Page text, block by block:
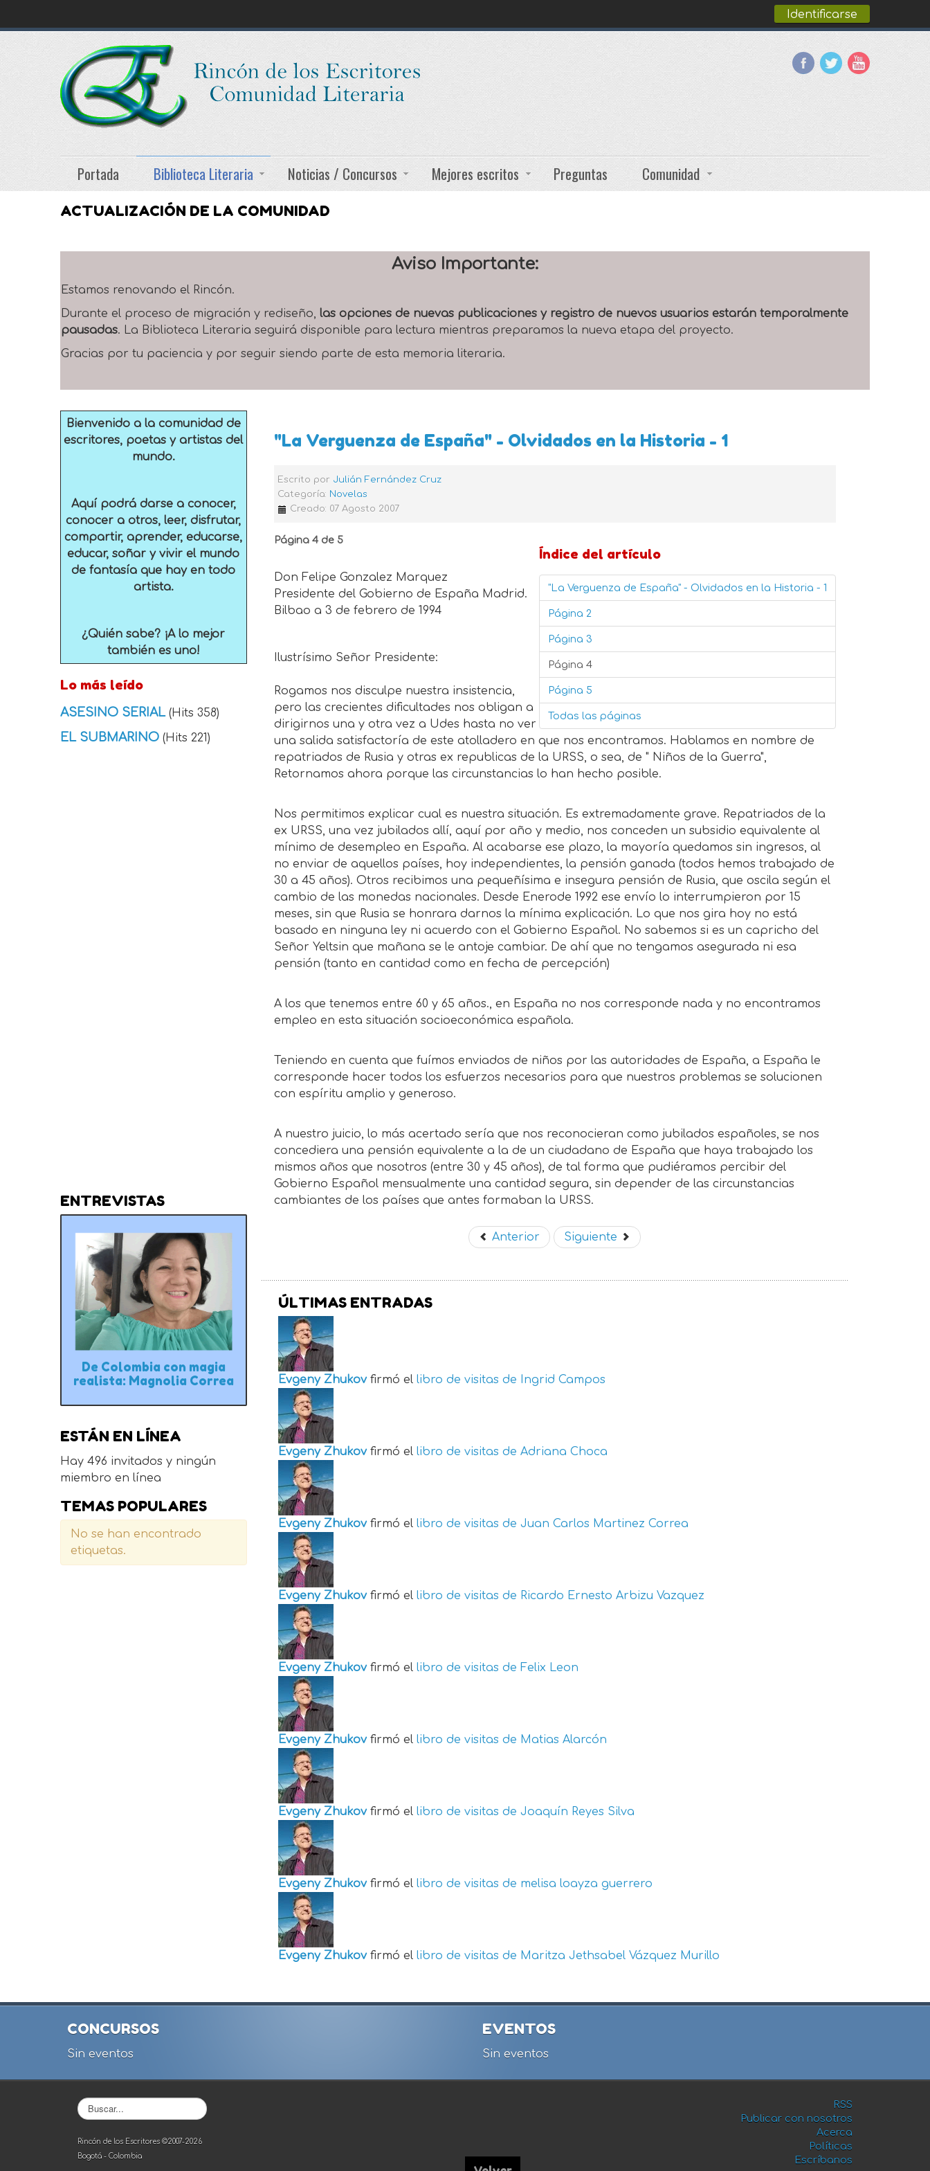
Identificarse
Portada Biblioteca Literaria Noticias / Concursos Mejores escritos Preguntas Comunidad
ACTUALIZACIÓN DE LA COMUNIDAD
Aviso Importante:
Estamos renovando el Rincón.
Durante el proceso de migración y rediseño, las opciones de nuevas publicaciones y registro de nuevos usuarios estarán temporalmente
pausadas. La Biblioteca Literaria seguirá disponible para lectura mientras preparamos la nueva etapa del proyecto.
Gracias por tu paciencia y por seguir siendo parte de esta memoria literaria.
"La Verguenza de España" - Olvidados en la Historia - 1
Escrito por Julián Fernández Cruz
Categoría: Novelas
Creado: 07 Agosto 2007
Índice del artículo
"La Verguenza de España" - Olvidados en la Historia - 1
Página 2
Página 3
Página 4
Página 5
Todas las páginas
Página 4 de 5
Don Felipe Gonzalez Marquez
Presidente del Gobierno de España Madrid.
Bilbao a 3 de febrero de 1994
Ilustrísimo Señor Presidente:
Rogamos nos disculpe nuestra insistencia,
pero las crecientes dificultades nos obligan a
dirigirnos una y otra vez a Udes hasta no ver
una salida satisfactoría de este atolladero en que nos encontramos. Hablamos en nombre de
repatriados de Rusia y otras ex republicas de la URSS, o sea, de " Niños de la Guerra",
Retornamos ahora porque las circunstancias lo han hecho posible.
Nos permitimos explicar cual es nuestra situación. Es extremadamente grave. Repatriados de la
ex URSS, una vez jubilados allí, aquí por año y medio, nos conceden un subsidio equivalente al
mínimo de desempleo en España. Al acabarse ese plazo, la mayoría quedamos sin ingresos, al
no enviar de aquellos países, hoy independientes, la pensión ganada (todos hemos trabajado de
30 a 45 años). Otros recibimos una pequeñísima e insegura pensión de Rusia, que oscila según el
cambio de las monedas nacionales. Desde Enerode 1992 ese envío lo interrumpieron por 15
meses, sin que Rusia se honrara darnos la mínima explicación. Lo que nos gira hoy no está
basado en ninguna ley ni acuerdo con el Gobierno Español. No sabemos si es un capricho del
Señor Yeltsin que mañana se le antoje cambiar. De ahí que no tengamos asegurada ni esa
pensión (tanto en cantidad como en fecha de percepción)
A los que tenemos entre 60 y 65 años., en España no nos corresponde nada y no encontramos
empleo en esta situación socioeconómica española.
Teniendo en cuenta que fuímos enviados de niños por las autoridades de España, a España le
corresponde hacer todos los esfuerzos necesarios para que nuestros problemas se solucionen
con espíritu amplio y generoso.
A nuestro juicio, lo más acertado sería que nos reconocieran como jubilados españoles, se nos
concediera una pensión equivalente a la de un ciudadano de España que haya trabajado los
mismos años que nosotros (entre 30 y 45 años), de tal forma que pudiéramos percibir del
Gobierno Español mensualmente una cantidad segura, sin depender de las circunstancias
cambiantes de los países que antes formaban la URSS.
Anterior Siguiente
ÚLTIMAS ENTRADAS
Evgeny Zhukov firmó el libro de visitas de Ingrid Campos
Evgeny Zhukov firmó el libro de visitas de Adriana Choca
Evgeny Zhukov firmó el libro de visitas de Juan Carlos Martinez Correa
Evgeny Zhukov firmó el libro de visitas de Ricardo Ernesto Arbizu Vazquez
Evgeny Zhukov firmó el libro de visitas de Felix Leon
Evgeny Zhukov firmó el libro de visitas de Matias Alarcón
Evgeny Zhukov firmó el libro de visitas de Joaquín Reyes Silva
Evgeny Zhukov firmó el libro de visitas de melisa loayza guerrero
Evgeny Zhukov firmó el libro de visitas de Maritza Jethsabel Vázquez Murillo
Bienvenido a la comunidad de
escritores, poetas y artistas del
mundo.
Aquí podrá darse a conocer,
conocer a otros, leer, disfrutar,
compartir, aprender, educarse,
educar, soñar y vivir el mundo
de fantasía que hay en todo
artista.
¿Quién sabe? ¡A lo mejor
también es uno!
Lo más leído
ASESINO SERIAL (Hits 358)
EL SUBMARINO (Hits 221)
ENTREVISTAS
De Colombia con magia
realista: Magnolia Correa
ESTÁN EN LÍNEA
Hay 496 invitados y ningún
miembro en línea
TEMAS POPULARES
No se han encontrado
etiquetas.
CONCURSOS
Sin eventos
EVENTOS
Sin eventos
Buscar...
Rincón de los Escritores ©2007-2026
Bogotá - Colombia
RSS
Publicar con nosotros
Acerca
Políticas
Escríbanos